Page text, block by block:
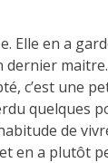
Elle en a
dernier
c’est une
quelques
de
en a plutôt